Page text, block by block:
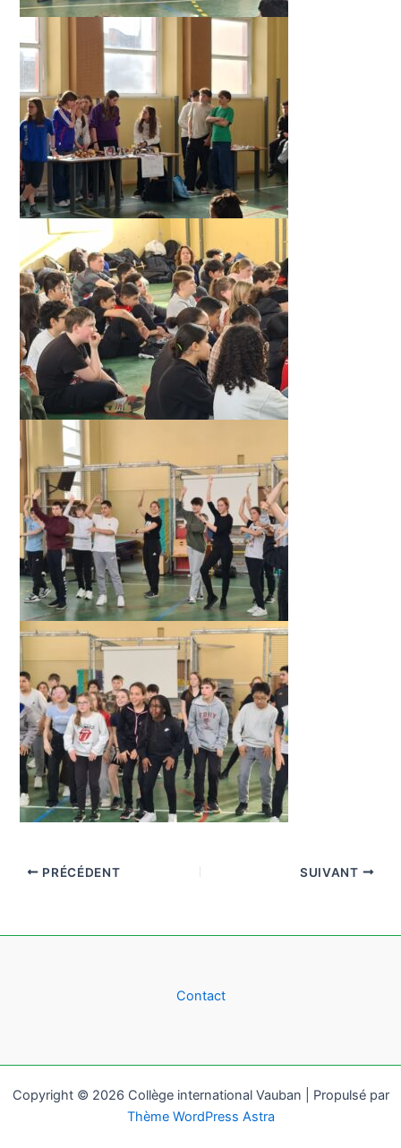
PRÉCÉDENT SUIVANT
Contact
Copyright © 2026 Collège international Vauban | Propulsé par
Thème WordPress Astra